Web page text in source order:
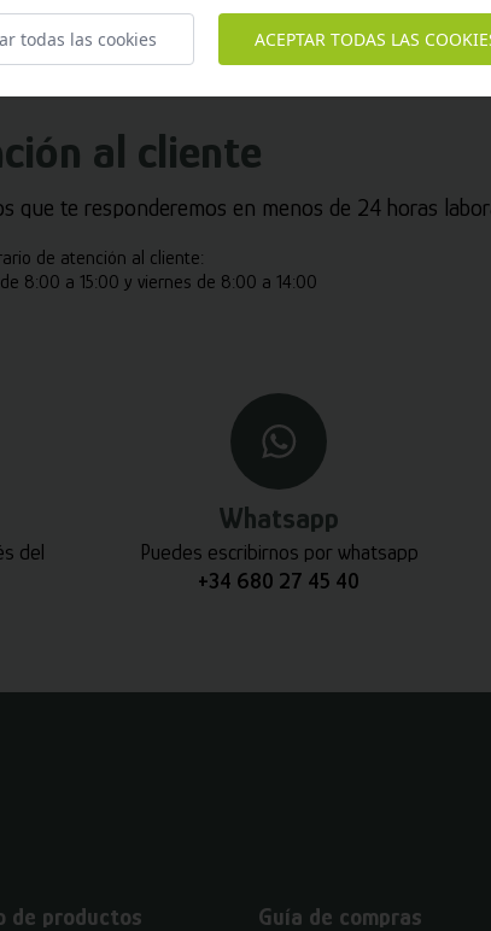
al cliente
que te responderemos en menos de 24 horas
de atención al cliente:
8:00 a 15:00 y viernes de 8:00 a 14:00
del
Whatsapp
Puedes escribirnos por whatsapp
+34 680 27 45 40
de productos Guía de compras
todas las cookies ACEPTAR TODAS LAS